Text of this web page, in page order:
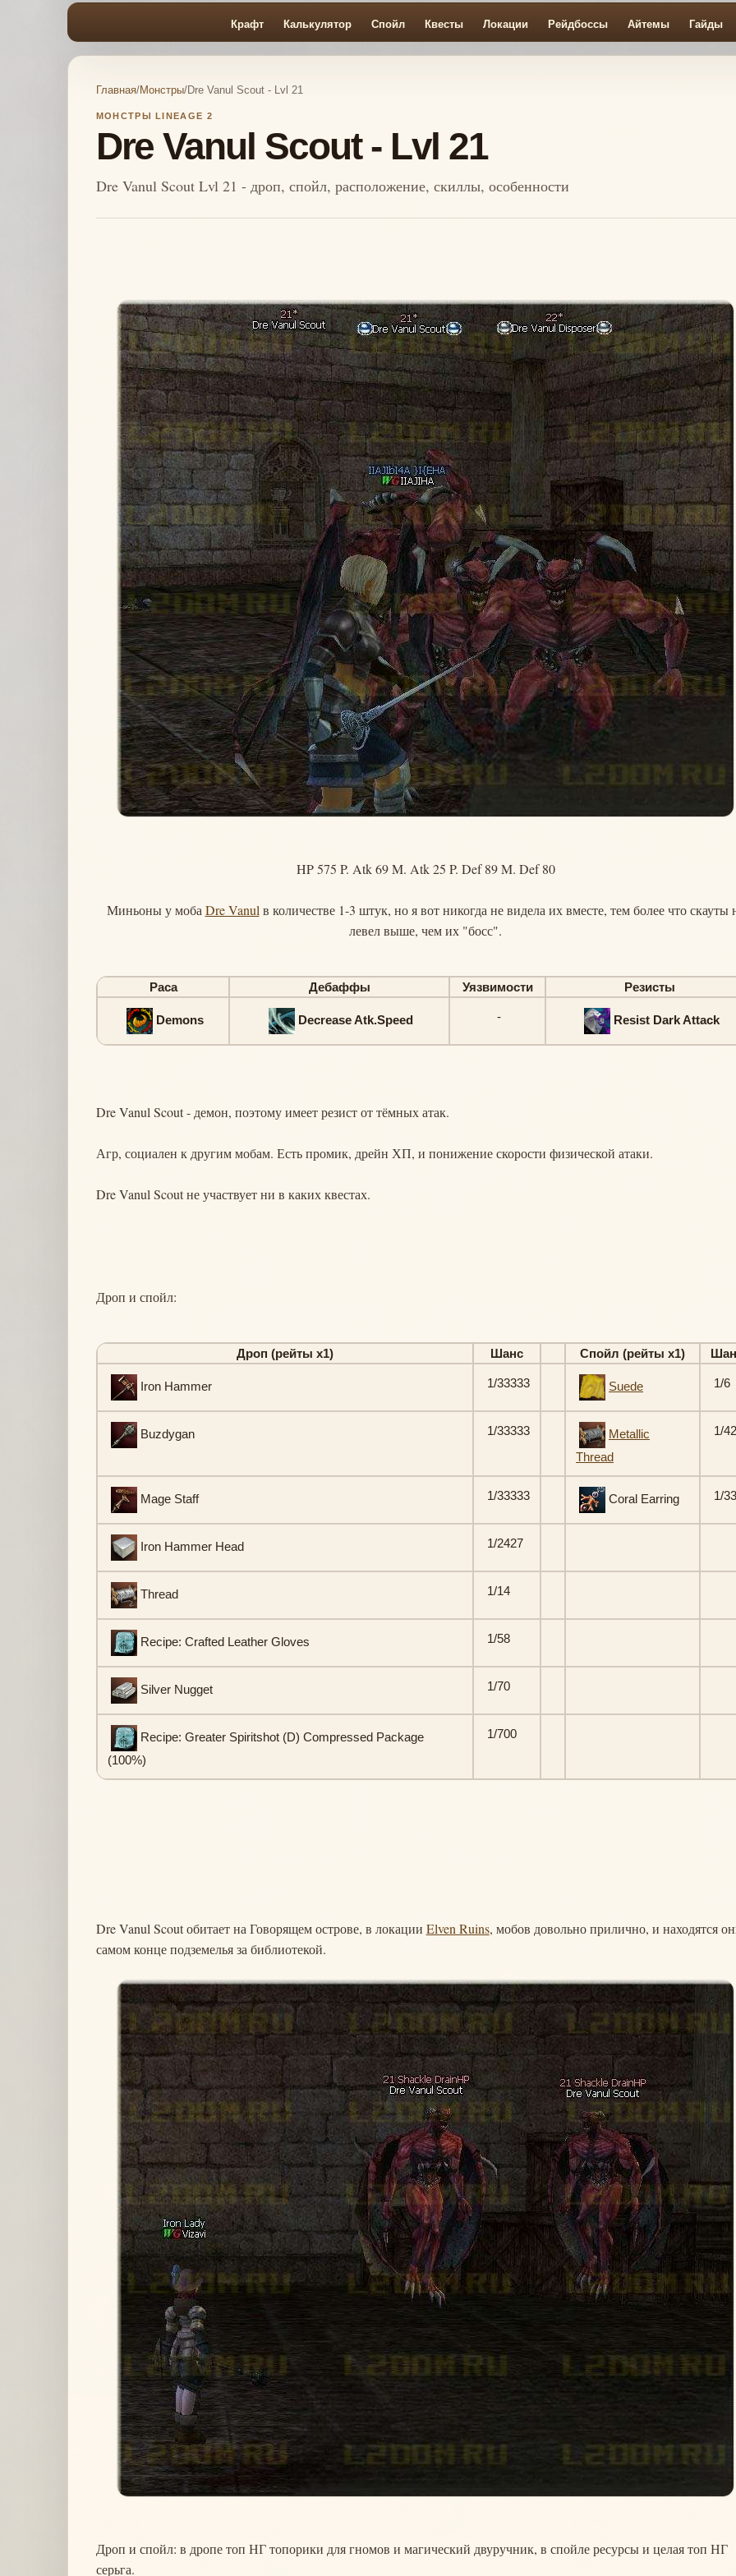
Крафт Калькулятор Спойл Квесты Локации Рейдбоссы Айтемы Гайды
Главная/Монстры/Dre Vanul Scout - Lvl 21
МОНСТРЫ LINEAGE 2
Dre Vanul Scout - Lvl 21
Dre Vanul Scout Lvl 21 - дроп, спойл, расположение, скиллы, особенности
HP 575 P. Atk 69 M. Atk 25 P. Def 89 M. Def 80
Миньоны у моба Dre Vanul в количестве 1-3 штук, но я вот никогда не видела их вместе, тем более что скауты
левел выше, чем их "босс".
Раса Дебаффы Уязвимости Резисты
Demons Decrease Atk.Speed - Resist Dark Attack
Dre Vanul Scout - демон, поэтому имеет резист от тёмных атак.
Агр, социален к другим мобам. Есть промик, дрейн ХП, и понижение скорости физической атаки.
Dre Vanul Scout не участвует ни в каких квестах.
Дроп и спойл:
Дроп (рейты х1) Шанс Спойл (рейты х1)
Iron Hammer 1/33333 Suede 1/6
Buzdygan 1/33333
Metallic
Thread
1/42
Mage Staff 1/33333 Coral Earring 1/
Iron Hammer Head 1/2427
Thread 1/14
Recipe: Crafted Leather Gloves 1/58
Silver Nugget 1/70
Recipe: Greater Spiritshot (D) Compressed Package
(100%)
1/700
Dre Vanul Scout обитает на Говорящем острове, в локации Elven Ruins, мобов довольно прилично, и находятся
самом конце подземелья за библиотекой.
Дроп и спойл: в дропе топ НГ топорики для гномов и магический двуручник, в спойле ресурсы и целая топ НГ
серьга.